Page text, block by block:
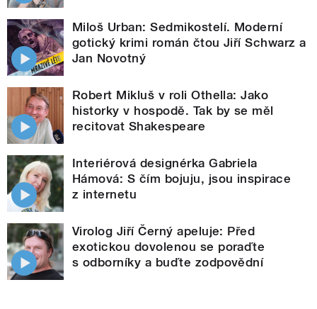
Miloš Urban: Sedmikostelí. Moderní
gotický krimi román čtou Jiří Schwarz a
Jan Novotný
Robert Mikluš v roli Othella: Jako
historky v hospodě. Tak by se měl
recitovat Shakespeare
Interiérová designérka Gabriela
Hámová: S čím bojuju, jsou inspirace
z internetu
Virolog Jiří Černý apeluje: Před
exotickou dovolenou se poraďte
s odborníky a buďte zodpovědní